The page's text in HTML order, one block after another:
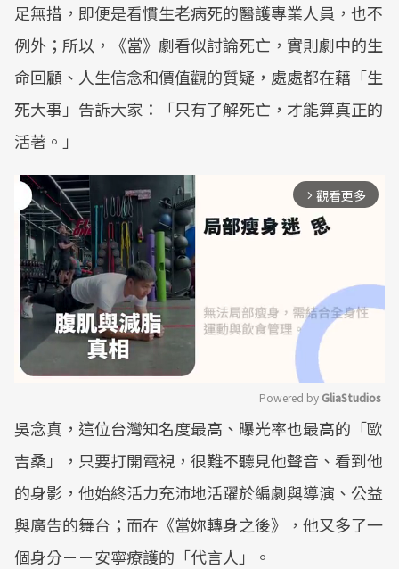
足無措，即便是看慣生老病死的醫護專業人員，也不
例外；所以，《當》劇看似討論死亡，實則劇中的生
命回顧、人生信念和價值觀的質疑，處處都在藉「生
死大事」告訴大家：「只有了解死亡，才能算真正的
活著。」
arrow_forward_ios 觀看更多
Mute
Powered by GliaStudios
吳念真，這位台灣知名度最高、曝光率也最高的「歐
吉桑」，只要打開電視，很難不聽見他聲音、看到他
的身影，他始終活力充沛地活躍於編劇與導演、公益
與廣告的舞台；而在《當妳轉身之後》，他又多了一
個身分－－安寧療護的「代言人」。